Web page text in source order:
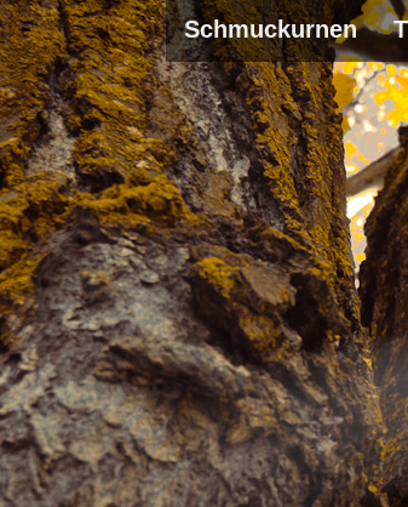
Schmuckurnen